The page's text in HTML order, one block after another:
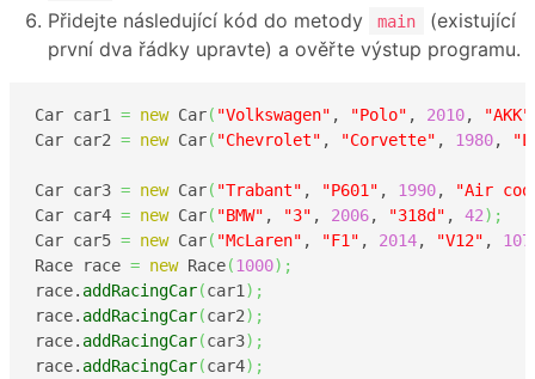
Přidejte následující kód do metody
main
(existující
první dva řádky upravte) a ověřte výstup programu.
Car car1 = new Car( "Volkswagen" , "Polo" , 2010, "AKK"
Car car2 = new Car( "Chevrolet" , "Corvette" , 1980,
Car car3 = new Car( "Trabant" , "P601" , 1990,
"Air
Car car4 = new Car( "BMW" , "3" , 2006, "318d" , 42) ;
Car car5 = new Car( "McLaren" , "F1" , 2014, "V12" , 107
Race race = new Race(1000) ;
race. addRacingCar(car1) ;
race. addRacingCar(car2) ;
race. addRacingCar(car3) ;
race. addRacingCar(car4) ;